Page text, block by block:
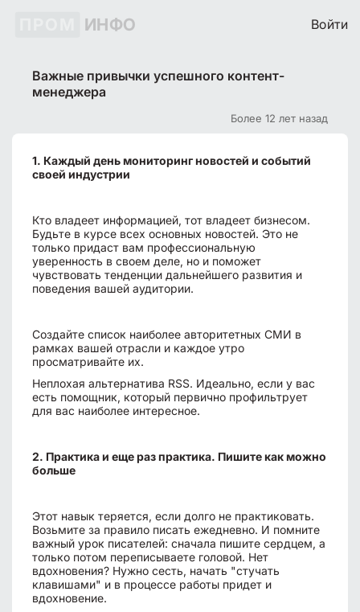
ИНФО Войти
Важные привычки успешного контент-
менеджера
Более 12 лет назад
1. Каждый день мониторинг новостей и событий
своей индустрии
Кто владеет информацией, тот владеет бизнесом.
Будьте в курсе всех основных новостей. Это не
только придаст вам профессиональную
уверенность в своем деле, но и поможет
чувствовать тенденции дальнейшего развития и
поведения вашей аудитории.
Создайте список наиболее авторитетных СМИ в
рамках вашей отрасли и каждое утро
просматривайте их.
Неплохая альтернатива RSS. Идеально, если у вас
есть помощник, который первично профильтрует
для вас наиболее интересное.
2. Практика и еще раз практика. Пишите как можно
больше
Этот навык теряется, если долго не практиковать.
Возьмите за правило писать ежедневно. И помните
важный урок писателей: сначала пишите сердцем, а
только потом переписываете головой. Нет
вдохновения? Нужно сесть, начать "стучать
клавишами" и в процессе работы придет и
вдохновение.